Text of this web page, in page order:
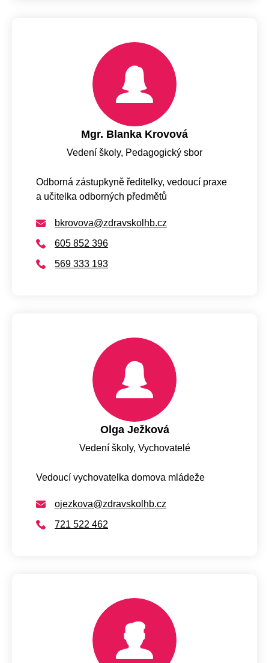
Mgr. Blanka Krovová
Vedení školy, Pedagogický sbor
Odborná zástupkyně ředitelky, vedoucí praxe
a učitelka odborných předmětů
bkrovova@zdravskolhb.cz
605 852 396
569 333 193
Olga Ježková
Vedení školy, Vychovatelé
Vedoucí vychovatelka domova mládeže
ojezkova@zdravskolhb.cz
721 522 462